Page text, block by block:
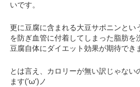
いです。
更に豆腐に含まれる大豆サポニンとい
を防ぎ血管に付着してしまった脂肪を
豆腐自体にダイエット効果が期待でき
とは言え、カロリーが無い訳じゃない
ます(‘ω’)ノ